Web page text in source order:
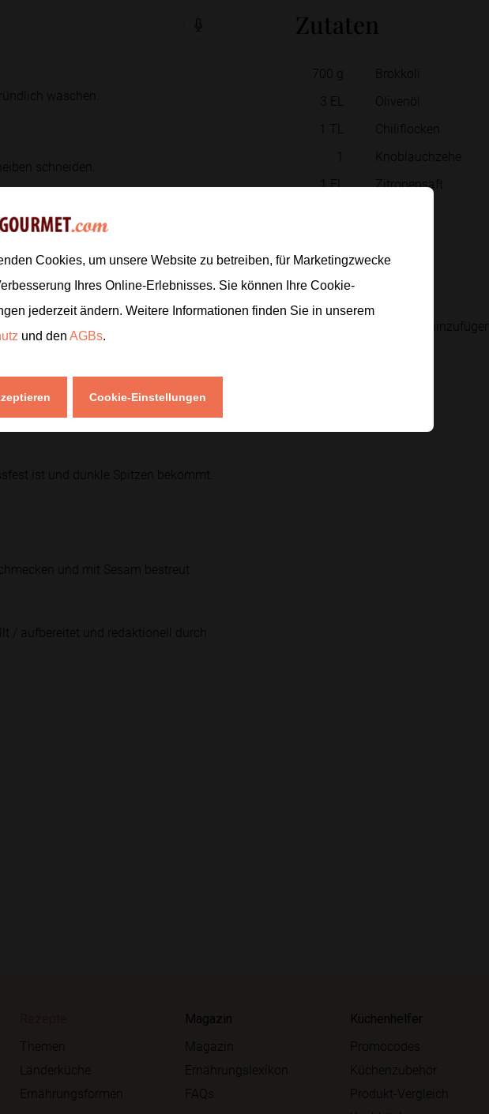
Zutaten
700 g
Brokkoli
3 EL
Olivenöl
1 TL
Chiliflocken
1
Knoblauchzehe
1EL
Zitronensaft
1EL Sesam
Zur Einkaufsliste hinzufügen
waschen.
schneiden.
verrühren.
und Chiliflocken ihr Aroma
den Grill geben.
ist und dunkle Spitzen bekommt.
und mit Sesam bestreut
/ aufbereitet und redaktionell durch
Themen
Länderküche
Ernährungsformen
Magazin
Magazin
Ernährungslexikon
FAQs
Küchenhelfer
Promocodes
Küchenzubehör
Produkt-Vergleich
Cookies, um unsere Website zu betreiben, für Marketingzwecke
Ihres Online-Erlebnisses. Sie können Ihre Cookie-
jederzeit ändern. Weitere Informationen finden Sie in unserem
und den AGBs.
Cookie-Einstellungen